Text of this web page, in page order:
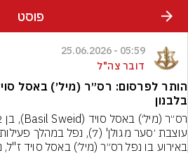
פוסט
05:59 - 25.06.2026
דובר צה"ל
הותר לפרסום: רס״ר (מיל׳) באסל
בלבנון